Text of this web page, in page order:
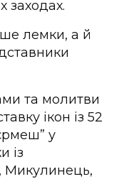
заходах.
лемки, а й
та молитви
ікон із 52
у
із
Микулинець,